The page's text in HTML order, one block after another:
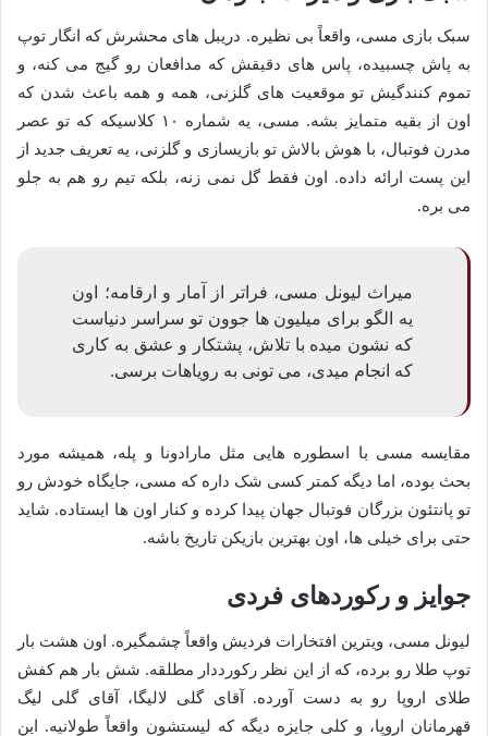
سبک بازی مسی، واقعاً بی نظیره. دریبل های محشرش که انگار توپ
به پاش چسبیده، پاس های دقیقش که مدافعان رو گیج می کنه، و
تموم کنندگیش تو موقعیت های گلزنی، همه و همه باعث شدن که
اون از بقیه متمایز بشه. مسی، یه شماره ۱۰ کلاسیکه که تو عصر
مدرن فوتبال، با هوش بالاش تو بازیسازی و گلزنی، یه تعریف جدید از
این پست ارائه داده. اون فقط گل نمی زنه، بلکه تیم رو هم به جلو
می بره.
میراث لیونل مسی، فراتر از آمار و ارقامه؛ اون
یه الگو برای میلیون ها جوون تو سراسر دنیاست
که نشون میده با تلاش، پشتکار و عشق به کاری
که انجام میدی، می تونی به رویاهات برسی.
مقایسه مسی با اسطوره هایی مثل مارادونا و پله، همیشه مورد
بحث بوده، اما دیگه کمتر کسی شک داره که مسی، جایگاه خودش رو
تو پانتئون بزرگان فوتبال جهان پیدا کرده و کنار اون ها ایستاده. شاید
حتی برای خیلی ها، اون بهترین بازیکن تاریخ باشه.
جوایز و رکوردهای فردی
لیونل مسی، ویترین افتخارات فردیش واقعاً چشمگیره. اون هشت بار
توپ طلا رو برده، که از این نظر رکورددار مطلقه. شش بار هم کفش
طلای اروپا رو به دست آورده. آقای گلی لالیگا، آقای گلی لیگ
قهرمانان اروپا، و کلی جایزه دیگه که لیستشون واقعاً طولانیه. این